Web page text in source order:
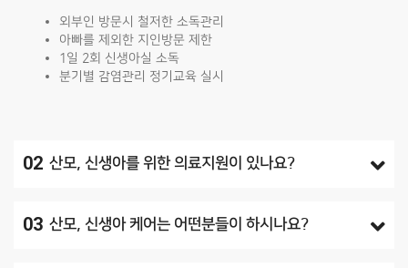
외부인 방문시 철저한 소독관리
아빠를 제외한 지인방문 제한
1일 2회 신생아실 소독
분기별 감염관리 정기교육 실시
02 산모, 신생아를 위한 의료지원이 있나요?
03 산모, 신생아 케어는 어떤분들이 하시나요?